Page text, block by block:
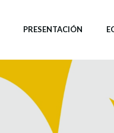
PRESENTACIÓN